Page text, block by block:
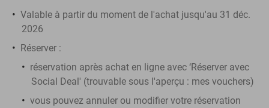
Valable à partir du moment de l'achat jusqu'au 31 déc.
2026
Réserver :
réservation après achat en ligne avec ‘Réserver avec
Social Deal' (trouvable sous l'aperçu : mes vouchers)
vous pouvez annuler ou modifier votre réservation